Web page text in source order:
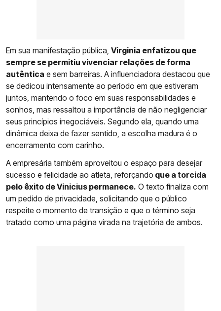
Em sua manifestação pública, Virginia enfatizou que
sempre se permitiu vivenciar relações de forma
autêntica e sem barreiras. A influenciadora destacou que
se dedicou intensamente ao período em que estiveram
juntos, mantendo o foco em suas responsabilidades e
sonhos, mas ressaltou a importância de não negligenciar
seus princípios inegociáveis. Segundo ela, quando uma
dinâmica deixa de fazer sentido, a escolha madura é o
encerramento com carinho.
A empresária também aproveitou o espaço para desejar
sucesso e felicidade ao atleta, reforçando que a torcida
pelo êxito de Vinicius permanece. O texto finaliza com
um pedido de privacidade, solicitando que o público
respeite o momento de transição e que o término seja
tratado como uma página virada na trajetória de ambos.